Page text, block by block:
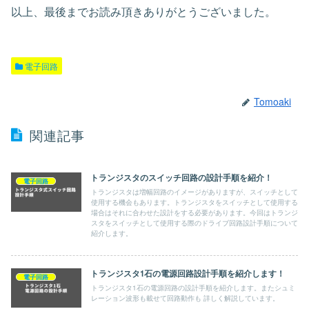
以上、最後までお読み頂きありがとうございました。
電子回路
Tomoaki
関連記事
電子回路 トランジスタのスイッチ回路の設計手順を紹介！
トランジスタは増幅回路のイメージがありますが、スイッチとして
使用する機会もあります。トランジスタをスイッチとして使用する
場合はそれに合わせた設計をする必要があります。今回はトランジ
スタをスイッチとして使用する際のドライブ回路設計手順について
紹介します。
電子回路 トランジスタ1石の電源回路設計手順を紹介します！
トランジスタ1石の電源回路の設計手順を紹介します。またシュミ
レーション波形も載せて回路動作も 詳しく解説しています。